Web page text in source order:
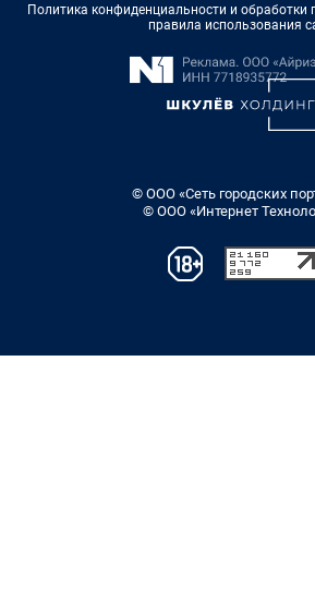
Политика конфиденциальности и обработки
правила использования
© ООО «Сеть городских
© ООО «Интернет